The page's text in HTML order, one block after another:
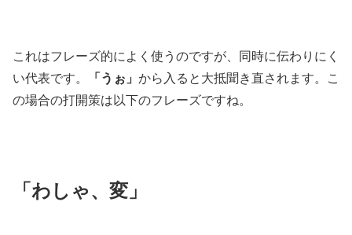
これはフレーズ的によく使うのですが、同時に伝わりにく
い代表です。
「うぉ」 から入ると大抵聞き直されます。こ
の場合の打開策は以下のフレーズですね。
「わしゃ、変」